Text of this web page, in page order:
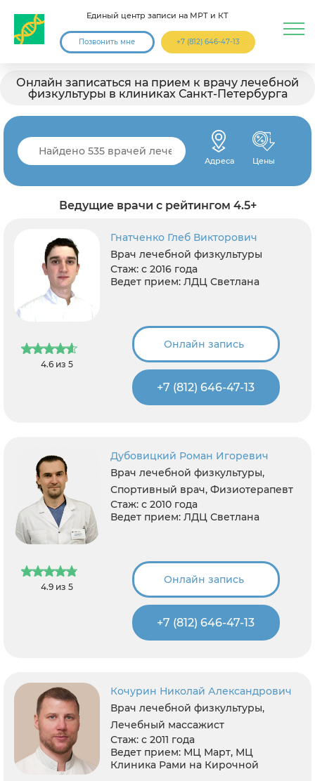
Единый центр записи на МРТ и КТ
Позвонить мне +7 (812) 646-47-13
Онлайн записаться на прием к врачу лечебной
физкультуры в клиниках Санкт-Петербурга
Адреса Цены
Ведущие врачи с рейтингом 4.5+
4.6 из 5
Гнатченко Глеб Викторович
Врач лечебной физкультуры
Стаж: с 2016 года
Ведет прием: ЛДЦ Светлана
Онлайн запись
+7 (812) 646-47-13
4.9 из 5
Дубовицкий Роман Игоревич
Врач лечебной физкультуры,
Спортивный врач, Физиотерапевт
Стаж: с 2010 года
Ведет прием: ЛДЦ Светлана
Онлайн запись
+7 (812) 646-47-13
Кочурин Николай Александрович
Врач лечебной физкультуры,
Лечебный массажист
Стаж: с 2011 года
Ведет прием: МЦ Март, МЦ
Клиника Рами на Кирочной